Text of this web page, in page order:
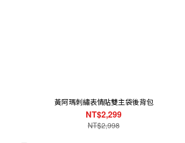
黃阿瑪刺繡表情貼雙主袋後背包
NT$2,299
NT$2,998